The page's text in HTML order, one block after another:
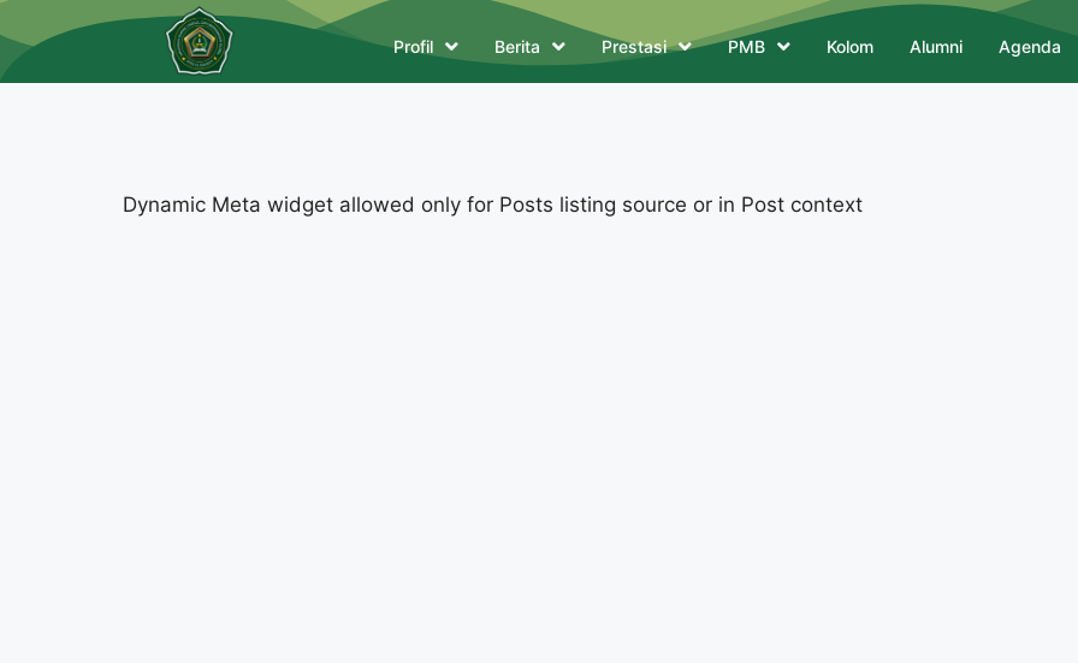
Profil Berita Prestasi PMB Kolom Alumni Agenda
Dynamic Meta widget allowed only for Posts listing source or in Post context